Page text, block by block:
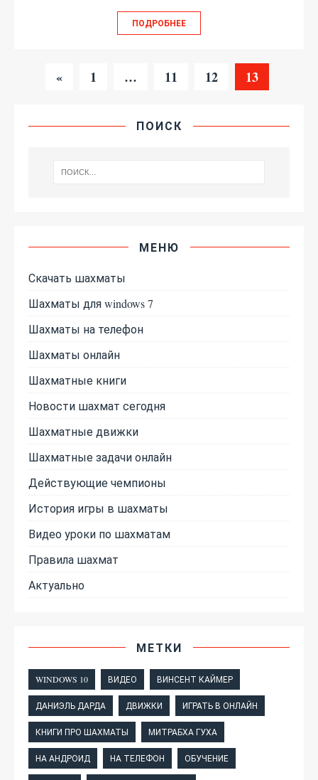
ПОДРОБНЕЕ
« 1 … 11 12 13
ПОИСК
МЕНЮ
Скачать шахматы
Шахматы для windows 7
Шахматы на телефон
Шахматы онлайн
Шахматные книги
Новости шахмат сегодня
Шахматные движки
Шахматные задачи онлайн
Действующие чемпионы
История игры в шахматы
Видео уроки по шахматам
Правила шахмат
Актуально
МЕТКИ
WINDOWS 10 ВИДЕО ВИНСЕНТ КАЙМЕР
ДАНИЭЛЬ ДАРДА ДВИЖКИ ИГРАТЬ В ОНЛАЙН
КНИГИ ПРО ШАХМАТЫ МИТРАБХА ГУХА
НА АНДРОИД НА ТЕЛЕФОН ОБУЧЕНИЕ